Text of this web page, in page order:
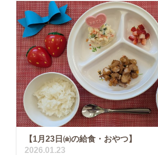
【1月23日㈮の給食・おやつ】
2026.01.23